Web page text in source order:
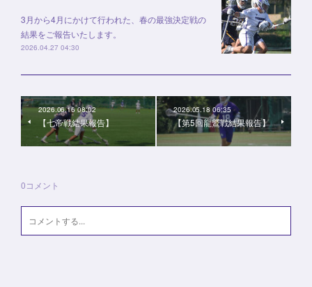
3月から4月にかけて行われた、春の最強決定戦の
結果をご報告いたします。
2026.04.27 04:30
2026.06.16 08:02
【七帝戦結果報告】
2026.05.18 06:35
【第5回龍鷲戦結果報告】
0コメント